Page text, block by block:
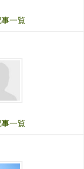
一覧
一覧